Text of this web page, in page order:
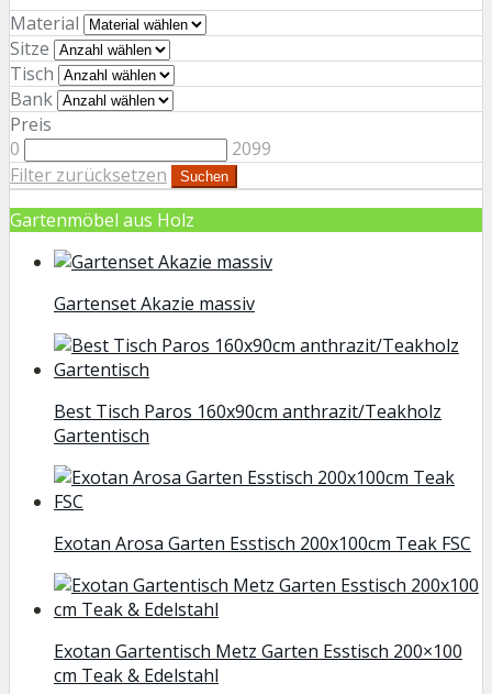
Material
Sitze
Tisch
Bank
Preis
0
2099
Filter zurücksetzen
Suchen
Gartenmöbel aus Holz
Gartenset Akazie massiv
Best Tisch Paros 160x90cm anthrazit/Teakholz
Gartentisch
Exotan Arosa Garten Esstisch 200x100cm Teak FSC
Exotan Gartentisch Metz Garten Esstisch 200×100
cm Teak & Edelstahl